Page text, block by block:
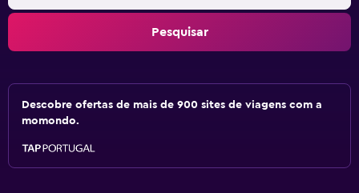
Pesquisar
Descobre ofertas de mais de 900 sites de viagens com a
momondo.